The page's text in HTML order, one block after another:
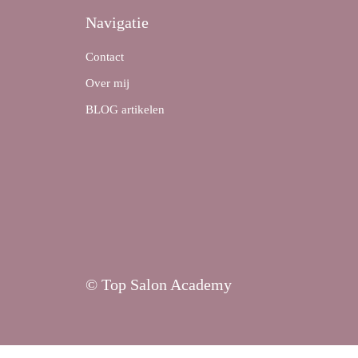
Navigatie
Contact
Over mij
BLOG artikelen
© Top Salon Academy